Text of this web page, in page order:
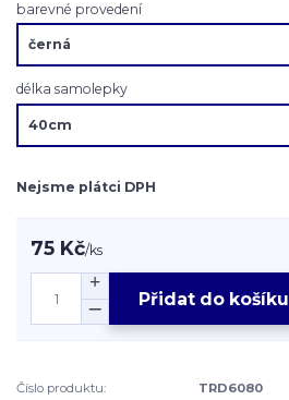
barevné provedení
délka samolepky
Nejsme plátci DPH
75 Kč/ks
Přidat do košíku
Číslo produktu:
TRD6080